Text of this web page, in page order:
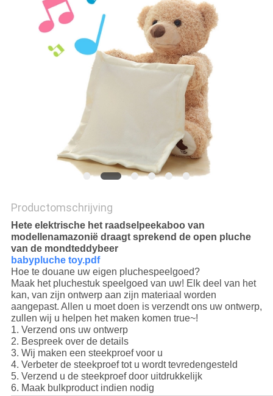
Productomschrijving
Hete elektrische het raadselpeekaboo van
modellenamazonië draagt sprekend de open pluche
van de mondteddybeer
babypluche toy.pdf
Hoe te douane uw eigen pluchespeelgoed?
Maak het pluchestuk speelgoed van uw! Elk deel van het
kan, van zijn ontwerp aan zijn materiaal worden
aangepast. Allen u moet doen is verzendt ons uw ontwerp,
zullen wij u helpen het maken komen true~!
1. Verzend ons uw ontwerp
2. Bespreek over de details
3. Wij maken een steekproef voor u
4. Verbeter de steekproef tot u wordt tevredengesteld
5. Verzend u de steekproef door uitdrukkelijk
6. Maak bulkproduct indien nodig